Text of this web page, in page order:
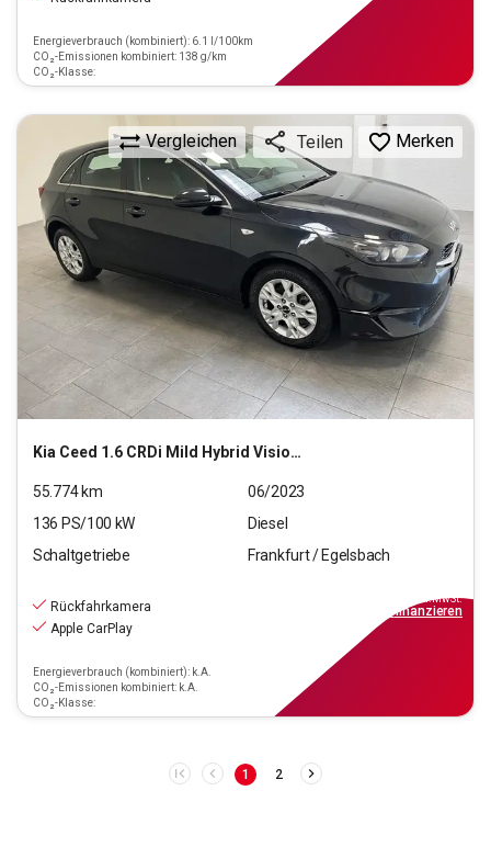
Energieverbrauch (kombiniert): 6.1 l/100km
CO₂-Emissionen kombiniert: 138 g/km
CO₂-Klasse:
Kia Ceed 1.6 CRDi Mild Hybrid Vision (EURO 6d)
Vergleichen Teilen Merken
55.774km
06/2023
136 PS/100 kW
Diesel
Schaltgetriebe
Frankfurt / Egelsbach
Rückfahrkamera
Apple CarPlay
Energieverbrauch (kombiniert): k.A.
CO₂-Emissionen kombiniert: k.A.
CO₂-Klasse:
inkl.MwSt.
finanzieren
1 2